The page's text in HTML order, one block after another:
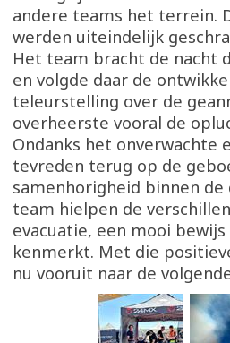
andere teams het terrein.
werden uiteindelijk
Het team bracht de nacht
en volgde daar de
teleurstelling over de
overheerste vooral de
Ondanks het onverwachte
tevreden terug op de
samenhorigheid binnen
team hielpen de
evacuatie, een mooi
kenmerkt. Met die
nu vooruit naar de